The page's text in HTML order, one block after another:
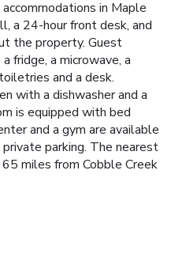
in Maple
a 24-hour front desk, and
the property. Guest
fridge, a microwave, a
and a desk.
with a dishwasher and a
is equipped with bed
and a gym are available
parking. The nearest
miles from Cobble Creek